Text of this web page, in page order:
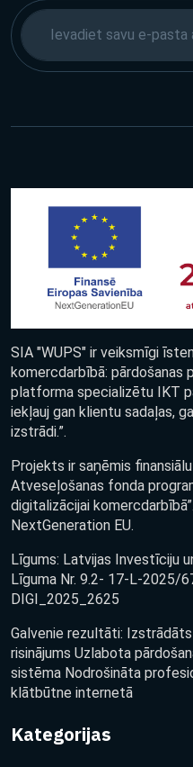
SIA "WUPS" ir veiksmīgi
komercdarbībā: pārdošanas
platforma specializētu IKT
iekļauj gan klientu sadaļas,
izstrādi.”.
Projekts ir saņēmis
Atveseļošanas fonda
digitalizācijai
NextGeneration EU.
Līgums: Latvijas Investīciju
Līguma Nr. 9.2- 17-L-2025/
DIGI_2025_2625
Galvenie rezultāti:
risinājums Uzlabota
sistēma Nodrošināta
klātbūtne internetā
Kategorijas